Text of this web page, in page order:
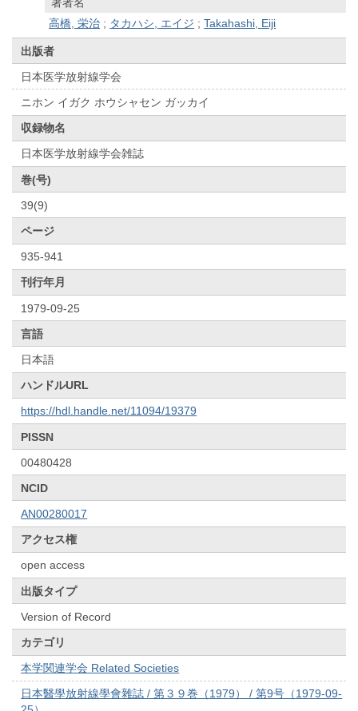
高橋, 栄治 ; タカハシ, エイジ ;Takahashi, Eiji
出版者
日本医学放射線学会
ニホン イガク ホウシャセン ガッカイ
収録物名
日本医学放射線学会雑誌
巻(号)
39(9)
ページ
935-941
刊行年月
1979-09-25
言語
日本語
ハンドルURL
https://hdl.handle.net/11094/19379
PISSN
00480428
NCID
AN00280017
アクセス権
open access
出版タイプ
Version of Record
カテゴリ
本学関連学会 Related Societies
日本醫學放射線學會雜誌 / 第３９巻（1979） / 第9号（1979-09-